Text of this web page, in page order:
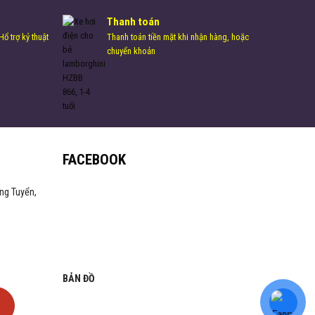
trợ kỷ thuật
Thanh toán
Thanh toán tiền mặt khi nhận hàng, hoặc
chuyển khoản
Tuyển,
FACEBOOK
BẢN ĐỒ